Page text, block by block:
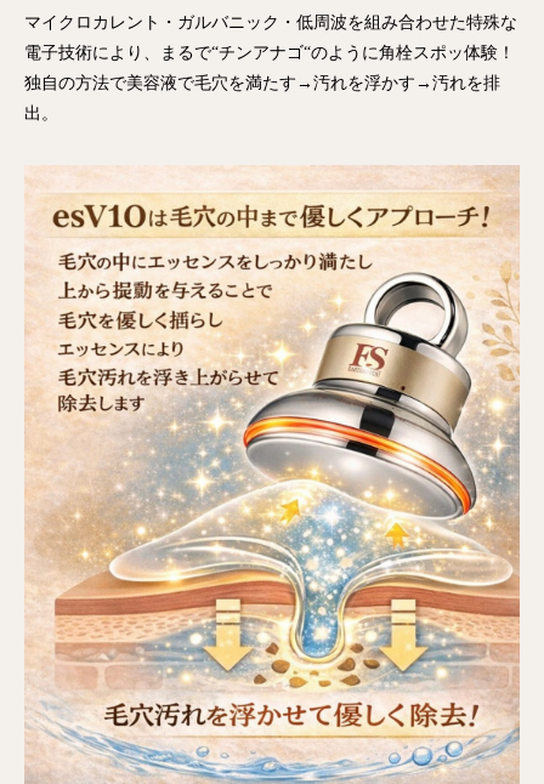
マイクロカレント・ガルバニック・低周波を組み合わせた特殊な
電子技術により、まるで“チンアナゴ“のように角栓スポッ体験！
独自の方法で美容液で毛穴を満たす→汚れを浮かす→汚れを排
出。